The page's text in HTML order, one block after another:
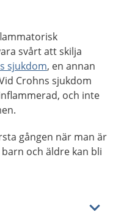
svårt att skilja
sjukdom, en annan
Crohns sjukdom
och inte
gången när man är
och äldre kan bli